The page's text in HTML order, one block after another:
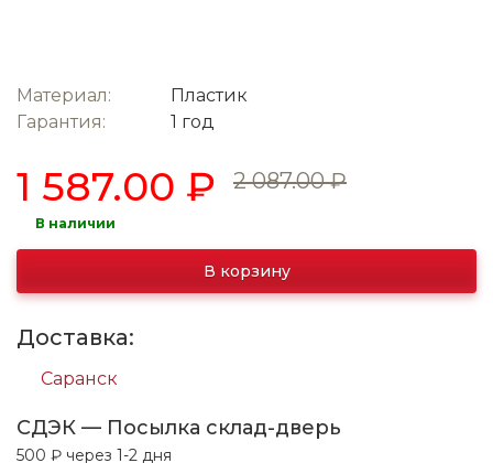
Материал:
Пластик
Гарантия:
1 год
1 587.00 ₽ 2 087.00 ₽
В наличии
В корзину
Доставка:
Саранск
СДЭК — Посылка склад-дверь
500 ₽ через 1-2 дня